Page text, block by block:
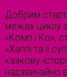
Добрим
межах циклу з
«Комп і Ко»,
«Хаппі та її
казкову
надзвичайно